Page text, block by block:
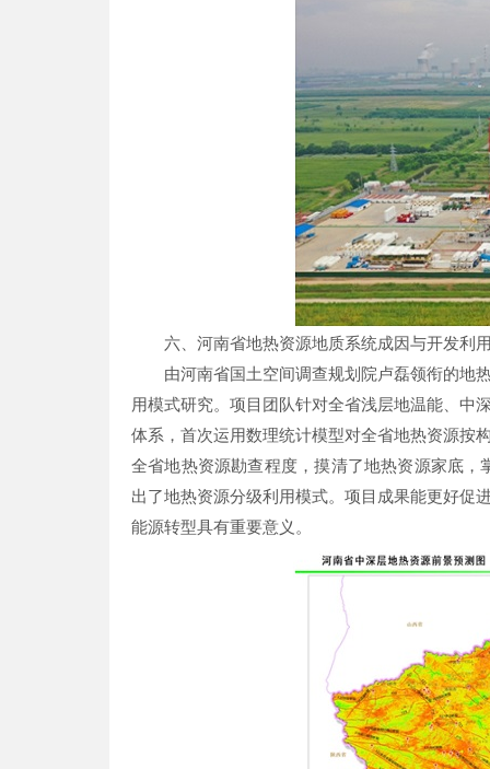
六、河南省地热资源地质系统成因与开发利
由河南省国土空间调查规划院卢磊领衔的地
用模式研究。项目团队针对全省浅层地温能、中
体系，首次运用数理统计模型对全省地热资源按
全省地热资源勘查程度，摸清了地热资源家底
出了地热资源分级利用模式。项目成果能更好促
能源转型具有重要意义。